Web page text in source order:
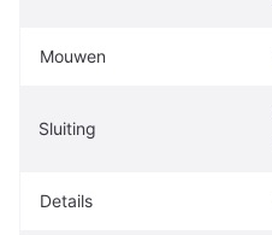
Mouwen
Sluiting
Details